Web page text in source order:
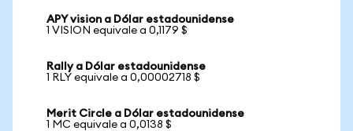
APY vision a Dólar estadounidense
1 VISION equivale a 0,1179 $
Rally a Dólar estadounidense
1 RLY equivale a 0,00002718 $
Merit Circle a Dólar estadounidense
1 MC equivale a 0,0138 $